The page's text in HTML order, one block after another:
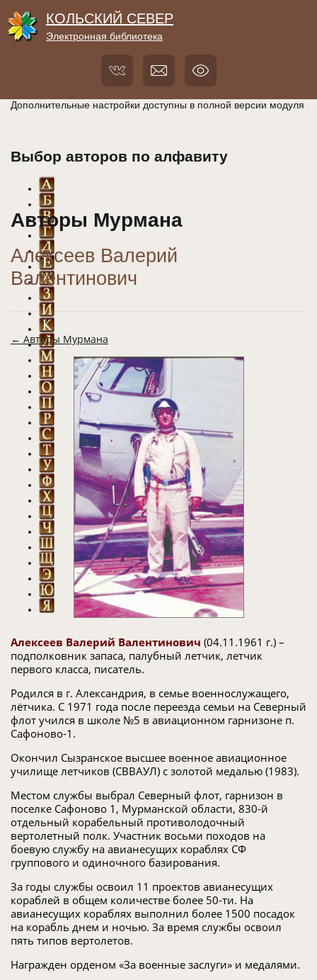
КОЛЬСКИЙ СЕВЕР
Электронная библиотека
Дополнительные настройки доступны в полной версии модуля
Выбор авторов по алфавиту
Авторы Мурмана
Алексеев Валерий
Валентинович
← Авторы Мурмана
Алексеев Валерий Валентинович (04.11.1961 г.) –
подполковник запаса, палубный летчик, летчик
первого класса, писатель.
Родился в г. Александрия, в семье военнослужащего,
лётчика. С 1971 года после переезда семьи на Северный
флот учился в школе №5 в авиационном гарнизоне п.
Сафоново-1.
Окончил Сызранское высшее военное авиационное
училище летчиков (СВВАУЛ) с золотой медалью (1983).
Местом службы выбрал Северный флот, гарнизон в
поселке Сафоново 1, Мурманской области, 830-й
отдельный корабельный противолодочный
вертолетный полк. Участник восьми походов на
боевую службу на авианесущих кораблях СФ
группового и одиночного базирования.
За годы службы освоил 11 проектов авианесущих
кораблей в общем количестве более 50-ти. На
авианесущих кораблях выполнил более 1500 посадок
на корабль днем и ночью. За время службы освоил
пять типов вертолетов.
Награжден орденом «За военные заслуги» и медалями.